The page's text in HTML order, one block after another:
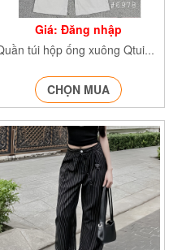
Giá: Đăng nhập
Quần túi hộp ống xuông Qtuihop6978
CHỌN MUA